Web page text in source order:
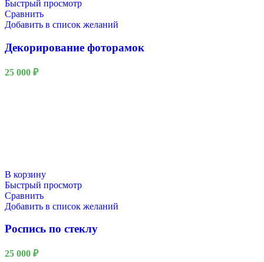
Быстрый просмотр
Сравнить
Добавить в список желаний
Декорирование фоторамок
25 000 ₽
В корзину
Быстрый просмотр
Сравнить
Добавить в список желаний
Роспись по стеклу
25 000 ₽